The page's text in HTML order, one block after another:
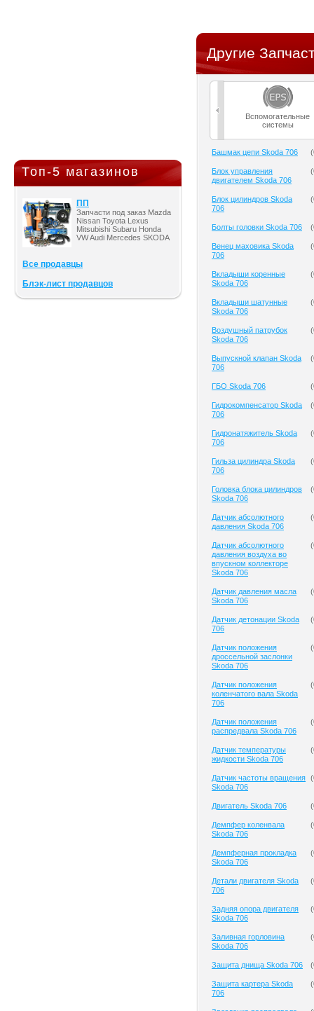
Топ-5 магазинов
ПП
Запчасти под заказ Mazda
Nissan Toyota Lexus
Mitsubishi Subaru Honda
VW Audi Mercedes SKODA
Все продавцы
Блэк-лист продавцов
Другие
Вспомогательные
системы
Башмак цепи Skoda 706 (
Блок управления
двигателем Skoda 706
(
Блок цилиндров Skoda
706
(
Болты головки Skoda 706 (
Венец маховика Skoda
706
(
Вкладыши коренные
Skoda 706
(
Вкладыши шатунные
Skoda 706
(
Воздушный патрубок
Skoda 706
(
Выпускной клапан Skoda
706
(
ГБО Skoda 706 (
Гидрокомпенсатор Skoda
706
(
Гидронатяжитель Skoda
706
(
Гильза цилиндра Skoda
706
(
Головка блока цилиндров
Skoda 706
(
Датчик абсолютного
давления Skoda 706
(
Датчик абсолютного
давления воздуха во
впускном коллекторе
Skoda 706
(
Датчик давления масла
Skoda 706
(
Датчик детонации Skoda
706
(
Датчик положения
дроссельной заслонки
Skoda 706
(
Датчик положения
коленчатого вала Skoda
706
(
Датчик положения
распредвала Skoda 706
(
Датчик температуры
жидкости Skoda 706
(
Датчик частоты вращения
Skoda 706
(
Двигатель Skoda 706 (
Демпфер коленвала
Skoda 706
(
Демпферная прокладка
Skoda 706
(
Детали двигателя Skoda
706
(
Задняя опора двигателя
Skoda 706
(
Заливная горловина
Skoda 706
(
Защита днища Skoda 706 (
Защита картера Skoda
706
(